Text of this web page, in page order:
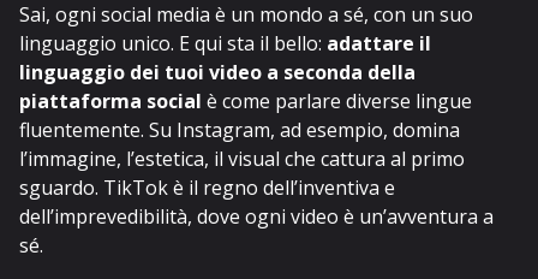
Sai, ogni social media è un mondo a sé, con un suo
linguaggio unico. E qui sta il bello: adattare il
linguaggio dei tuoi video a seconda della
piattaforma social è come parlare diverse lingue
fluentemente. Su Instagram, ad esempio, domina
l’immagine, l’estetica, il visual che cattura al primo
sguardo. TikTok è il regno dell’inventiva e
dell’imprevedibilità, dove ogni video è un’avventura a
sé.